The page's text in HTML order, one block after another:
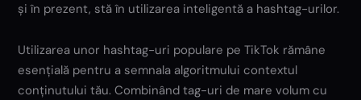
și în prezent, stă în utilizarea inteligentă a hashtag-urilor.
Utilizarea unor hashtag-uri populare pe TikTok rămâne
esențială pentru a semnala algoritmului contextul
conținutului tău. Combinând tag-uri de mare volum cu